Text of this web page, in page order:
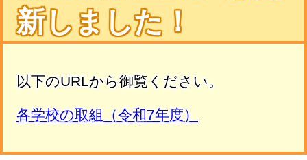
新しました！
以下のURLから御覧ください。
各学校の取組（令和7年度）